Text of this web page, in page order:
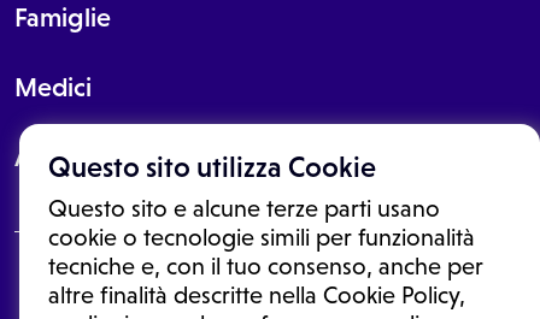
Questo sito utilizza Cookie
Questo sito e alcune terze parti usano
cookie o tecnologie simili per funzionalità
tecniche e, con il tuo consenso, anche per
altre finalità descritte nella Cookie Policy,
Famiglie
Medici
About
Le informazioni proposte in questo sito non sono un consulto medico.
In nessun caso, queste informazioni sostituiscono un consulto, una